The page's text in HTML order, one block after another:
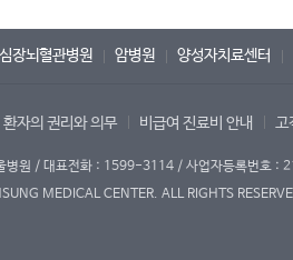
심장뇌혈관병원 암병원 양성자치료센터
환자의 권리와 의무 비급여 진료비 안내 고
병원 / 대표전화 : 1599-3114 / 사업자등록번호
MEDICAL CENTER. ALL RIGHTS